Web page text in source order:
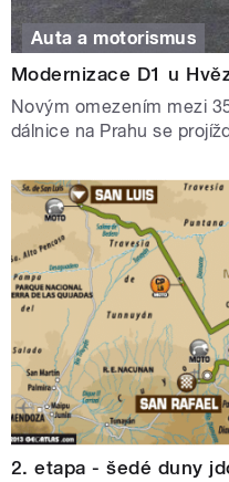
Auta a motorismus
Modernizace D1 u
Novým omezením mezi
dálnice na Prahu se
2. etapa - šedé duny